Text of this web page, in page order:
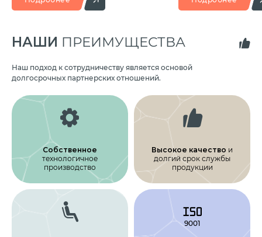
НАШИ ПРЕИМУЩЕСТВА
Наш подход к сотрудничеству является основой
долгосрочных партнерских отношений.
Собственное
технологичное
производство
Высокое качество и
долгий срок службы
продукции